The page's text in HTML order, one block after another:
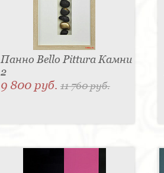
Панно Bello Pittura Камни
2
9 800 руб. 11 760 руб.